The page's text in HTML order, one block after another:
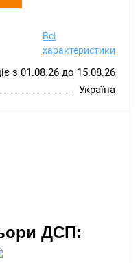
Всі
характеристики
з 01.08.26 до 15.08.26
Україна
ДСП: